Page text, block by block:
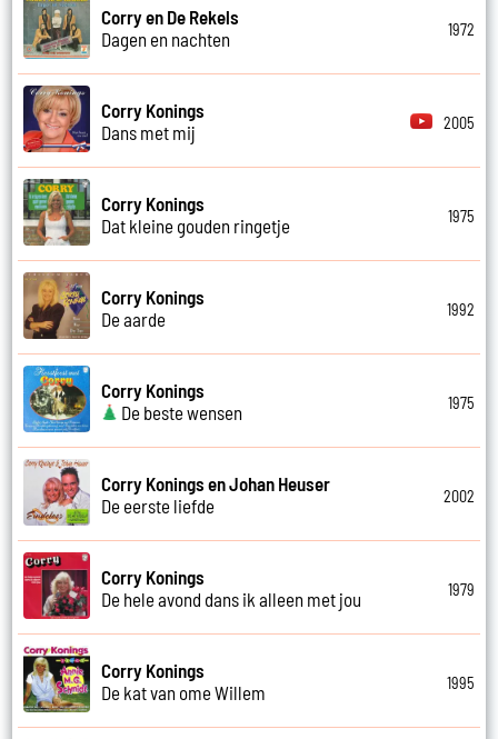
Corry en De Rekels
Dagen en nachten
1972
Corry Konings
Dans met mij
2005
Corry Konings
Dat kleine gouden ringetje
1975
Corry Konings
De aarde
1992
Corry Konings
De beste wensen
1975
Corry Konings en Johan Heuser
De eerste liefde
2002
Corry Konings
De hele avond dans ik alleen met jou
1979
Corry Konings
De kat van ome Willem
1995